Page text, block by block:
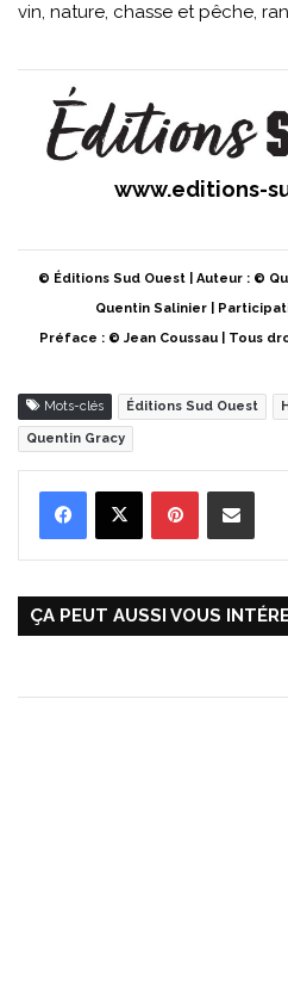
vin, nature, chasse et pêche,
www.editions-
© Éditions Sud Ouest | Auteur : ©
Quentin Salinier |
Préface : © Jean Coussau | Tous
Mots-clés Éditions Sud Ouest
Quentin Gracy
ÇA PEUT AUSSI VOUS